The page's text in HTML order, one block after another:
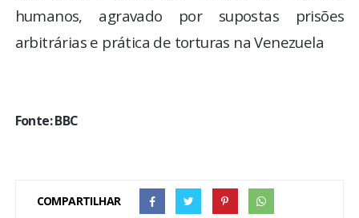
humanos, agravado por supostas prisões
arbitrárias e prática de torturas na Venezuela
Fonte: BBC
COMPARTILHAR